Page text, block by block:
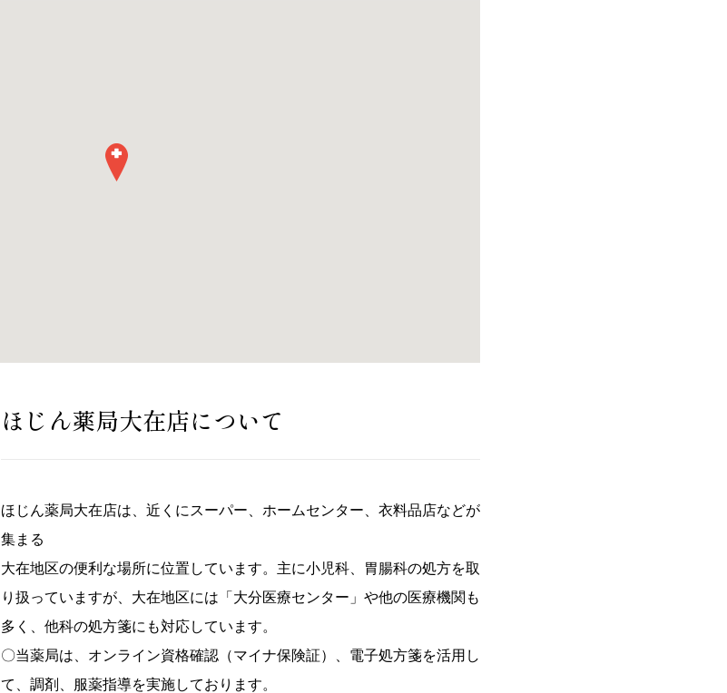
ほじん薬局大在店について
ほじん薬局大在店は、近くにスーパー、ホームセンター、衣料品店などが
集まる
大在地区の便利な場所に位置しています。主に小児科、胃腸科の処方を取
り扱っていますが、大在地区には「大分医療センター」や他の医療機関も
多く、他科の処方箋にも対応しています。
〇当薬局は、オンライン資格確認（マイナ保険証）、電子処方箋を活用し
て、調剤、服薬指導を実施しております。